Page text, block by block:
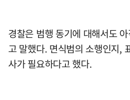
경찰은 범행 동기에 대해서도
고 말했다. 면식범의 소행인지,
사가 필요하다고 했다.